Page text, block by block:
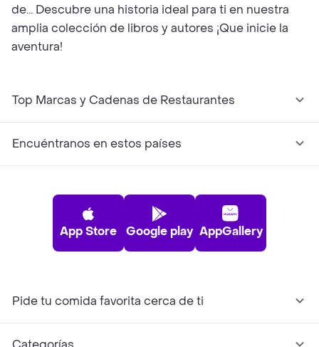
de... Descubre una historia ideal para ti en nuestra
amplia colección de libros y autores ¡Que inicie la
aventura!
Top Marcas y Cadenas de Restaurantes
Encuéntranos en estos países
App Store Google play AppGallery
Pide tu comida favorita cerca de ti